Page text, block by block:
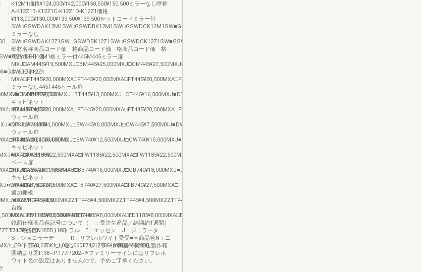
K12M1価格¥124,000¥142,000¥150,500¥150,500ミラーなし呼称
A-K12Z1B-K12Z1C-K12Z1D-K12Z1価格
¥113,000¥130,000¥139,500¥139,500セットコードミラー付
SW□GSWDAK12M1SW□GSWDBK12M1SW□GSWDCK12M1SW■GSWDDK12M1
ミラーなし
SW□GSWDAK12Z1SW□GSWDBK12Z1SW□GSWDCK12Z1SW■GSWDDK12Z1
部材名称商品コード価 格商品コード価 格商品コード価 格
商品コード価 格ミラー付445M445ミラー扉
MXJ□AM445¥19,500MXJ□BM445¥25,000MXJ□CM445¥27,500MXJ■DM445¥27,500
キャビネット
MXA□FT445¥20,000MXA□FT445¥20,000MXA□FT445¥20,000MXA□FT445¥20,000
ミラーなし445T445トール扉
MXJ□AT445¥8,500MXJ□BT445¥13,000MXJ□CT445¥16,500MXJ■DT445¥16,500
キャビネット
MXA□FT445¥20,000MXA□FT445¥20,000MXA□FT445¥20,000MXA□FT445¥20,0001185W445
ウォール扉
MXJ□AW445¥4,000MXJ□BW445¥6,000MXJ□CW445¥7,500MXJ■DW445¥7,500740
ウォール扉
MXJ□AW740¥8,000MXJ□BW740¥12,500MXJ□CW740¥15,000MXJ■DW740¥15,000
キャビネット
MXA□FW1185¥22,500MXA□FW1185¥22,500MXA□FW1185¥22,500MXA□FW1185¥22,500740B740
ベース扉
MXJ□AB740¥10,000MXJ□BB740¥16,000MXJ□CB740¥18,000MXJ■DB740¥18,000
キャビネット
MXA□FB740¥27,500MXA□FB740¥27,500MXA□FB740¥27,500MXA□FB740¥27,500445TT445
追加棚板
MXZZTT445¥4,500MXZZTT445¥4,500MXZZTT445¥4,500MXZZTT445¥4,5001185D1185
台輪
MXA□ED1185¥8,000MXA□ED1185¥8,000MXA□ED1185¥8,000MXA□ED1185¥8,000K1_L054_0607740920540233011854451790
鏡面仕様商品色記号について（ ：受注生産品／納期約1週間）
□＝商品色N：ニュートラル E：エッセン J：ジェラータ
S：ショコラーデ R：リフレホワイト受受■＝商品色N：ニ
ュートラル E：エッセン J：ジェラータ商品特長特注製作範
囲納まり図P.38~P.177P.202~※ファミリーラインにはリフレホ
ワイト色の設定はありませんので、予めご了承ください。